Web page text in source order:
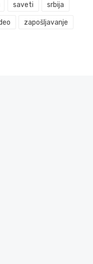
saveti srbija
zapošljavanje